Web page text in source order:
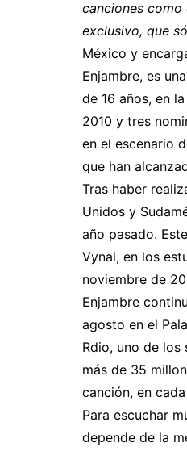
canciones
exclusivo, que
México y
Enjambre, es
de 16 años, en
2010 y tres
en el escenario
que han
Tras haber
Unidos y
año pasado.
Vynal, en los
noviembre de
Enjambre
agosto en el
Rdio, uno de
más de 35
canción, en
Para escuchar
depende de la